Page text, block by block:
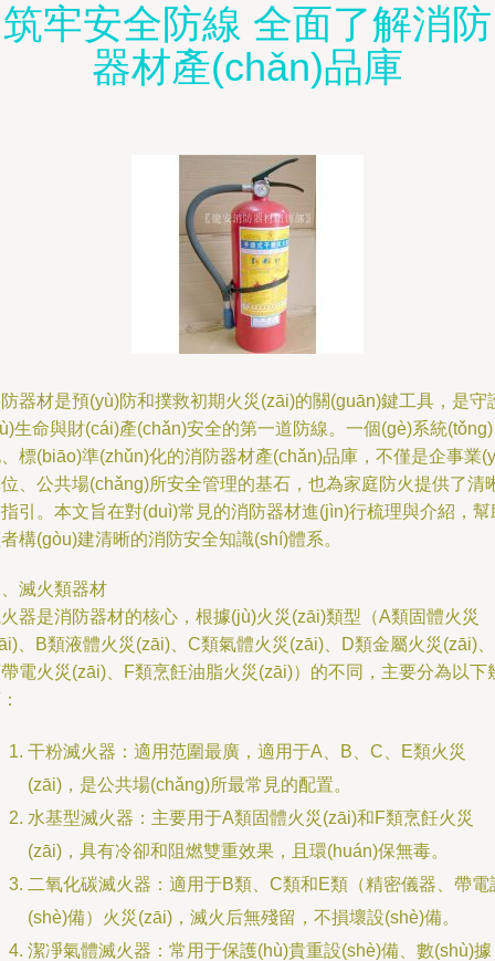
筑牢安全防線 全面了解消防
器材產(chǎn)品庫
器材是預(yù)防和撲救初期火災(zāi)的關(guān)鍵工具，是守
生命與財(cái)產(chǎn)安全的第一道防線。一個(gè)系統(tǒng)
標(biāo)準(zhǔn)化的消防器材產(chǎn)品庫，不僅是企事業
、公共場(chǎng)所安全管理的基石，也為家庭防火提供了清
引。本文旨在對(duì)常見的消防器材進(jìn)行梳理與介紹，幫
構(gòu)建清晰的消防安全知識(shí)體系。
滅火類器材
器是消防器材的核心，根據(jù)火災(zāi)類型（A類固體火災
、B類液體火災(zāi)、C類氣體火災(zāi)、D類金屬火災(zāi)
電火災(zāi)、F類烹飪油脂火災(zāi)）的不同，主要分為以下
干粉滅火器：適用范圍最廣，適用于A、B、C、E類火災
(zāi)，是公共場(chǎng)所最常見的配置。
水基型滅火器：主要用于A類固體火災(zāi)和F類烹飪火災
(zāi)，具有冷卻和阻燃雙重效果，且環(huán)保無毒。
二氧化碳滅火器：適用于B類、C類和E類（精密儀器、帶電
(shè)備）火災(zāi)，滅火后無殘留，不損壞設(shè)備。
潔凈氣體滅火器：常用于保護(hù)貴重設(shè)備、數(shù)據